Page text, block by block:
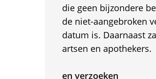
die geen bijzondere
de niet-aangebroken
datum is. Daarnaast
artsen en apothekers.
en verzoeken